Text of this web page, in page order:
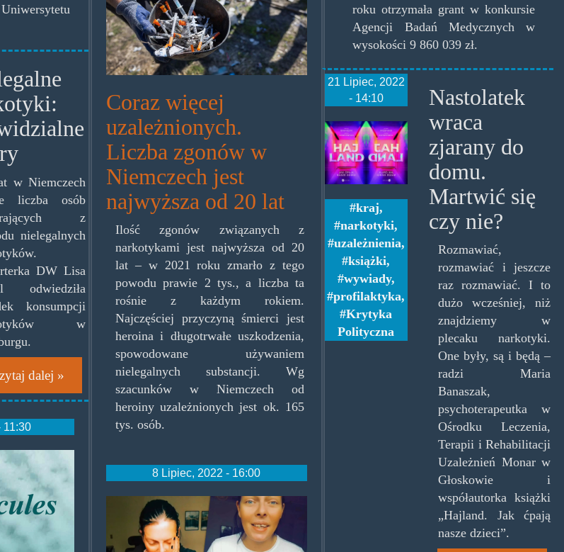
w Niemczech
liczba osób
z
nielegalnych
DW Lisa
odwiedziła
konsumpcji
w
dalej »
11:30
Coraz więcej
uzależnionych.
Liczba zgonów w
Niemczech jest
najwyższa od 20 lat
Ilość zgonów związanych z
narkotykami jest najwyższa od 20
lat – w 2021 roku zmarło z tego
powodu prawie 2 tys., a liczba ta
rośnie z każdym rokiem.
Najczęściej przyczyną śmierci jest
heroina i długotrwałe uszkodzenia,
spowodowane używaniem
nielegalnych substancji. Wg
szacunków w Niemczech od
heroiny uzależnionych jest ok. 165
tys. osób.
8 Lipiec, 2022 - 16:00
holly.jpg
roku otrzymała grant w konkursie
Agencji Badań Medycznych w
wysokości 9 860 039 zł.
21 Lipiec, 2022
- 14:10
hajland.jpg
kraj,
narkotyki,
uzależnienia,
książki,
wywiady,
profilaktyka,
Krytyka
Polityczna
Nastolatek
wraca
zjarany do
domu.
Martwić się
czy nie?
Rozmawiać,
rozmawiać i jeszcze
raz rozmawiać. I to
dużo wcześniej, niż
znajdziemy w
plecaku narkotyki.
One były, są i będą –
radzi Maria
Banaszak,
psychoterapeutka w
Ośrodku Leczenia,
Terapii i Rehabilitacji
Uzależnień Monar w
Głoskowie i
współautorka książki
„Hajland. Jak ćpają
nasze dzieci”.